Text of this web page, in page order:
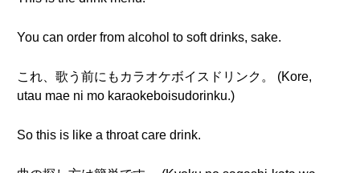
You can order from alcohol to soft drinks, sake.
これ、歌う前にもカラオケボイスドリンク。 (Kore,
utau mae ni mo karaokeboisudorinku.)
So this is like a throat care drink.